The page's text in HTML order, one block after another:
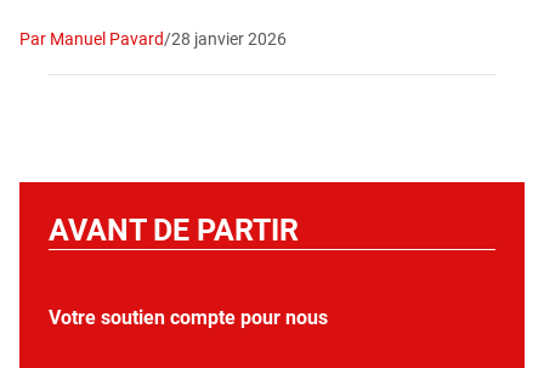
Par Manuel Pavard/28 janvier 2026
AVANT DE PARTIR
Votre soutien compte pour nous